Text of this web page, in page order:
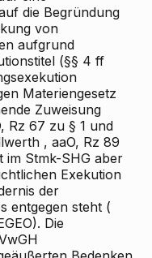
die Begründung
von
aufgrund
(§§ 4 ff
Materiengesetz
Zuweisung
Rz 67 zu § 1 und
, aaO, Rz 89
im Stmk-SHG aber
Exekution
der
entgegen steht (
Die